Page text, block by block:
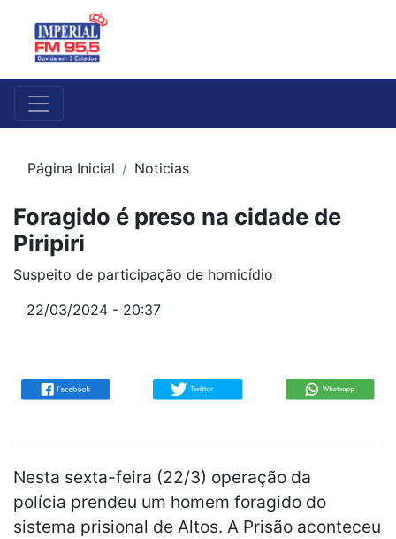
Página Inicial Noticias
Foragido é preso na cidade de
Piripiri
Suspeito de participação de homicídio
22/03/2024 - 20:37
Nesta sexta-feira (22/3) operação da
polícia prendeu um homem foragido do
sistema prisional de Altos. A Prisão aconteceu